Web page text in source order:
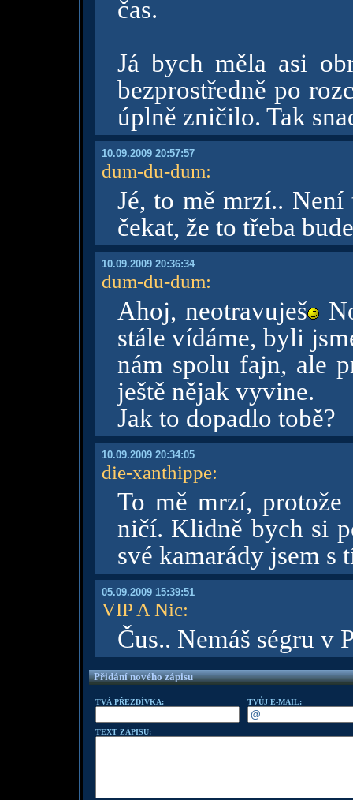
čas.
Já bych měla asi
bezprostředně po
úplně zničilo. Tak
10.09.2009 20:57:57
dum-du-dum:
Jé, to mě mrzí..
čekat, že to třeba
10.09.2009 20:36:34
dum-du-dum:
Ahoj, neotravuješ
stále vídáme, byli
nám spolu fajn, ale
ještě nějak vyvine.
Jak to dopadlo tobě?
10.09.2009 20:34:05
die-xanthippe:
To mě mrzí, protože
ničí. Klidně bych si
své kamarády jsem s
05.09.2009 15:39:51
VIP A Nic:
Čus.. Nemáš ségru v
Přidání nového zápisu
TVÁ PŘEZDÍVKA: TVŮJ E-MAIL:
TEXT ZÁPISU: